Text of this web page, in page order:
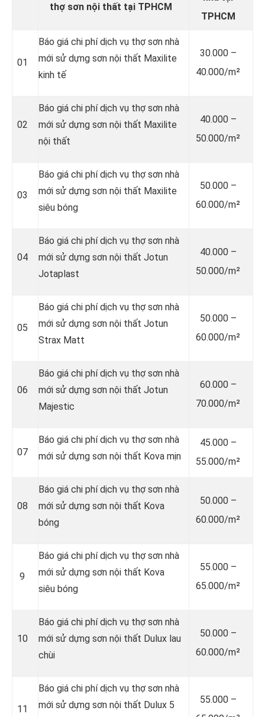
thợ sơn nội thất tại TPHCM
TPHCM
01
Báo giá chi phí dịch vụ thợ sơn nhà
mới sử dựng sơn nội thất Maxilite
kinh tế
30.000 –
40.000/m²
02
Báo giá chi phí dịch vụ thợ sơn nhà
mới sử dựng sơn nội thất Maxilite
nội thất
40.000 –
50.000/m²
03
Báo giá chi phí dịch vụ thợ sơn nhà
mới sử dựng sơn nội thất Maxilite
siêu bóng
50.000 –
60.000/m²
04
Báo giá chi phí dịch vụ thợ sơn nhà
mới sử dựng sơn nội thất Jotun
Jotaplast
40.000 –
50.000/m²
05
Báo giá chi phí dịch vụ thợ sơn nhà
mới sử dựng sơn nội thất Jotun
Strax Matt
50.000 –
60.000/m²
06
Báo giá chi phí dịch vụ thợ sơn nhà
mới sử dựng sơn nội thất Jotun
Majestic
60.000 –
70.000/m²
07
Báo giá chi phí dịch vụ thợ sơn nhà
mới sử dựng sơn nội thất Kova mịn
45.000 –
55.000/m²
08
Báo giá chi phí dịch vụ thợ sơn nhà
mới sử dựng sơn nội thất Kova
bóng
50.000 –
60.000/m²
9
Báo giá chi phí dịch vụ thợ sơn nhà
mới sử dựng sơn nội thất Kova
siêu bóng
55.000 –
65.000/m²
10
Báo giá chi phí dịch vụ thợ sơn nhà
mới sử dựng sơn nội thất Dulux lau
chùi
50.000 –
60.000/m²
11
Báo giá chi phí dịch vụ thợ sơn nhà
mới sử dựng sơn nội thất Dulux 5
55.000 –